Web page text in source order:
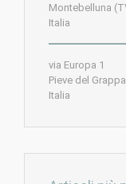
Montebelluna
Italia
via Europa 1
Pieve del
Italia